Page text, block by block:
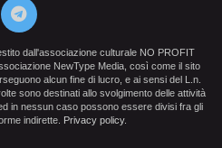
dall'associazione culturale NO PROFIT
NewType Media, così come il sito
alcun fine di lucro, e ai sensi del L.n.
sono destinati allo svolgimento delle attività
in nessun caso possono essere divisi fra gli
indirette.
Privacy policy.